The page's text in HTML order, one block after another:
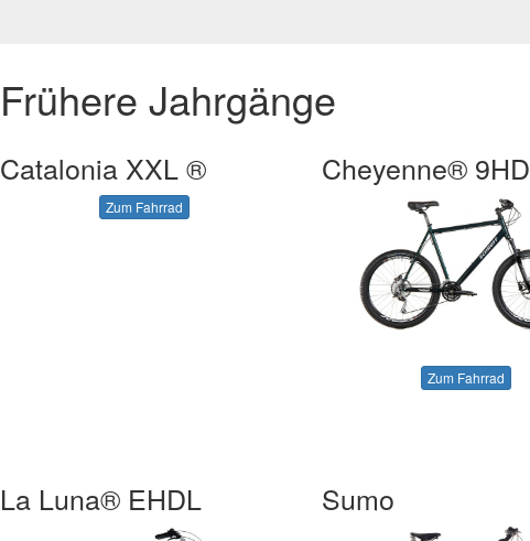
Frühere Jahrgänge
Catalonia XXL ®
Zum Fahrrad
Cheyenne® 9HD
Zum Fahrrad
La Luna® EHDL Sumo